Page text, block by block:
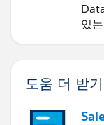
있
도움 더 받기